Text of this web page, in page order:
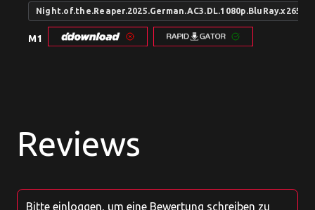
Night.of.the.Reaper.2025.German.AC3.DL.1080p.BluRay.x265-
M1
Reviews
Bitte einloggen, um eine Bewertung schreiben zu